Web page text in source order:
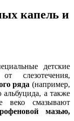
капель и
детские
слезотечения,
ряда (например,
а также
веко смазывают
мазью,